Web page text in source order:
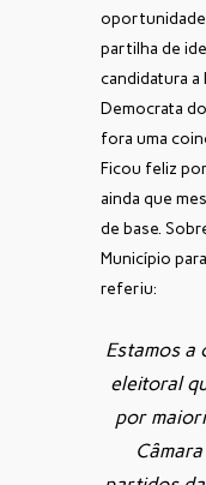
oportunidade
partilha de
candidatura
Democrata
fora uma
Ficou feliz
ainda que
de base.
Município
referiu:
Estamos a
eleitoral
por